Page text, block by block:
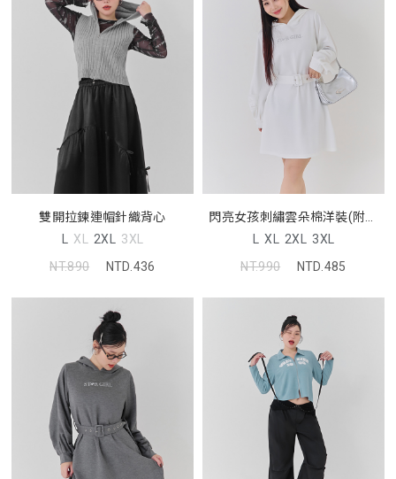
雙開拉鍊連帽針織背心
L XL 2XL 3XL
NT.890
NTD.436
閃亮女孩刺繡雲朵棉洋裝(附腰
帶)
L XL 2XL 3XL
NT.990
NTD.485